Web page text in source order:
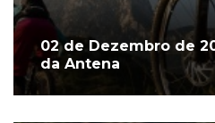
02 de Dezembro de
da Antena